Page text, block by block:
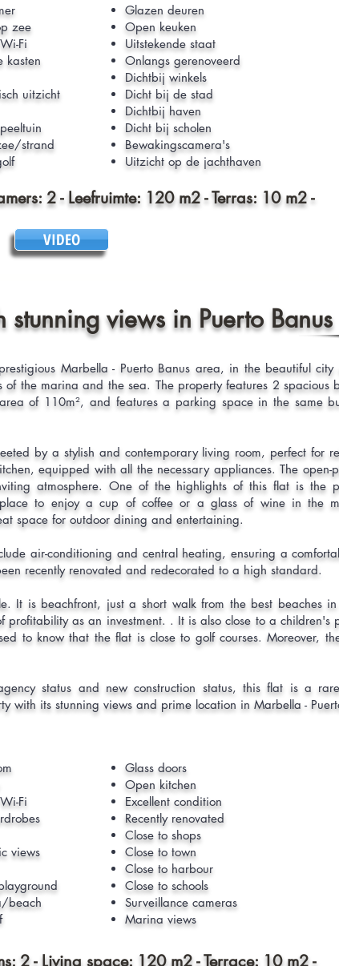
zee
Fi
kasten
uitzicht
strand
Glazen deuren
Open keuken
Uitstekende staat
Onlangs gerenoveerd
Dichtbij winkels
Dicht bij de stad
Dichtbij haven
Dicht bij scholen
Bewakingscamera's
Uitzicht op de jachthaven
2 - Leefruimte: 120 m2 - Terras: 10 m2
VIDEO
stunning views in Puerto Banus
Marbella - Puerto Banus area, in the beautiful
the marina and the sea. The property features 2 spacious
of 110m², and features a parking space in the same
by a stylish and contemporary living room, perfect for
equipped with all the necessary appliances. The open-
atmosphere. One of the highlights of this flat is the
to enjoy a cup of coffee or a glass of wine in the
space for outdoor dining and entertaining.
air-conditioning and central heating, ensuring a
recently renovated and redecorated to a high standard.
It is beachfront, just a short walk from the best beaches
profitability as an investment. . It is also close to a
to know that the flat is close to golf courses. Moreover,
status and new construction status, this flat is a
with its stunning views and prime location in Marbella -
Fi
views
beach
Glass doors
Open kitchen
Excellent condition
Recently renovated
Close to shops
Close to town
Close to harbour
Close to schools
Surveillance cameras
Marina views
2 - Living space: 120 m2 - Terrace: 10